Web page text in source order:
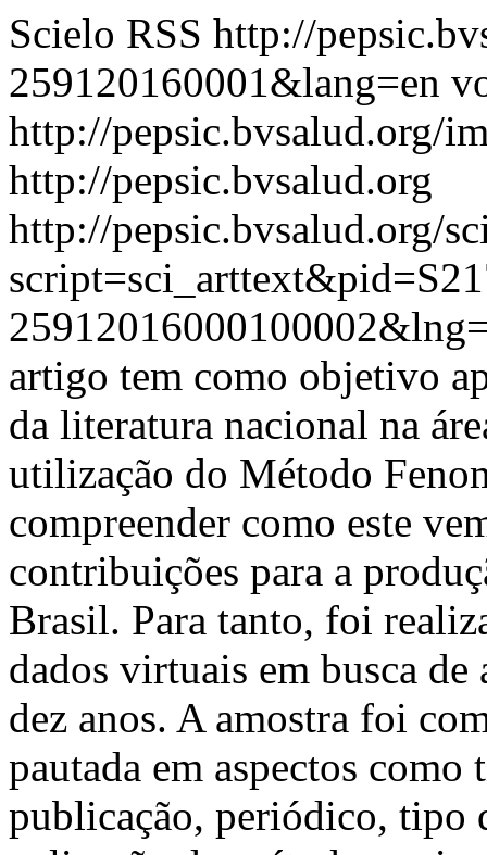
Scielo RSS http://
259120160001&lang=en
http://pepsic.bvsalud.org/
http://pepsic.bvsalud.org
http://pepsic.bvsalud.org/
artigo tem como objetivo
da literatura nacional na
utilização do Método
compreender como este
contribuições para a
Brasil. Para tanto, foi
dados virtuais em busca
dez anos. A amostra foi
pautada em aspectos
publicação, periódico, tipo